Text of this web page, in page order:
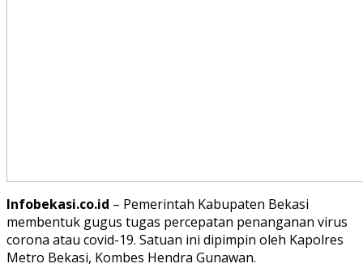
Infobekasi.co.id – Pemerintah Kabupaten Bekasi
membentuk gugus tugas percepatan penanganan virus
corona atau covid-19. Satuan ini dipimpin oleh Kapolres
Metro Bekasi, Kombes Hendra Gunawan.